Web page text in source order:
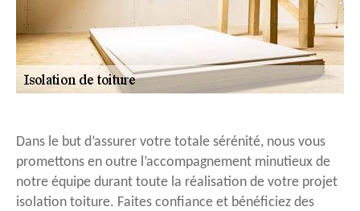
Dans le but d’assurer votre totale sérénité, nous vous
promettons en outre l’accompagnement minutieux de
notre équipe durant toute la réalisation de votre projet
isolation toiture. Faites confiance et bénéficiez des